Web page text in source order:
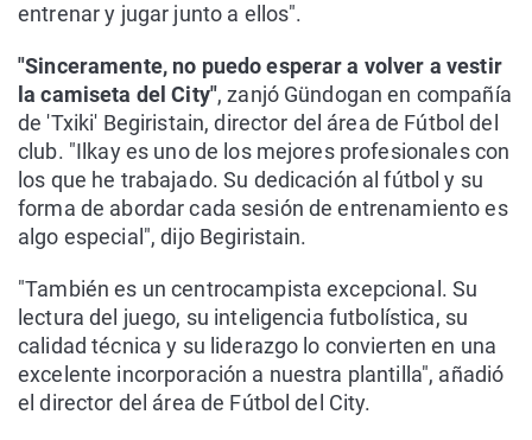
entrenar y jugar junto a ellos".
"Sinceramente, no puedo esperar a volver a vestir
la camiseta del City", zanjó Gündogan en compañía
de 'Txiki' Begiristain, director del área de Fútbol del
club. "Ilkay es uno de los mejores profesionales con
los que he trabajado. Su dedicación al fútbol y su
forma de abordar cada sesión de entrenamiento es
algo especial", dijo Begiristain.
"También es un centrocampista excepcional. Su
lectura del juego, su inteligencia futbolística, su
calidad técnica y su liderazgo lo convierten en una
excelente incorporación a nuestra plantilla", añadió
el director del área de Fútbol del City.